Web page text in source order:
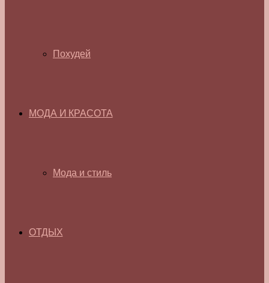
Похудей
МОДА И КРАСОТА
Мода и стиль
ОТДЫХ